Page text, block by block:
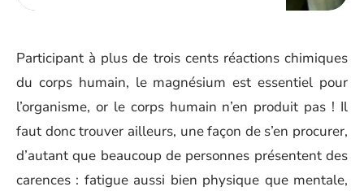
Participant à plus de trois cents réactions chimiques
du corps humain, le magnésium est essentiel pour
l’organisme, or le corps humain n’en produit pas ! Il
faut donc trouver ailleurs, une façon de s’en procurer,
d’autant que beaucoup de personnes présentent des
carences : fatigue aussi bien physique que mentale,